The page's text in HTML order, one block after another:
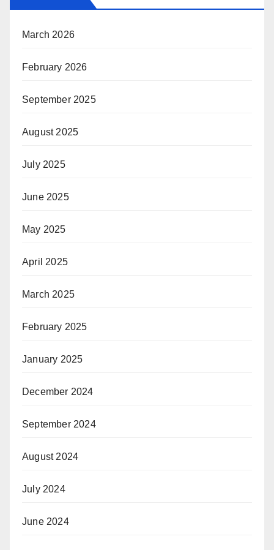
March 2026
February 2026
September 2025
August 2025
July 2025
June 2025
May 2025
April 2025
March 2025
February 2025
January 2025
December 2024
September 2024
August 2024
July 2024
June 2024